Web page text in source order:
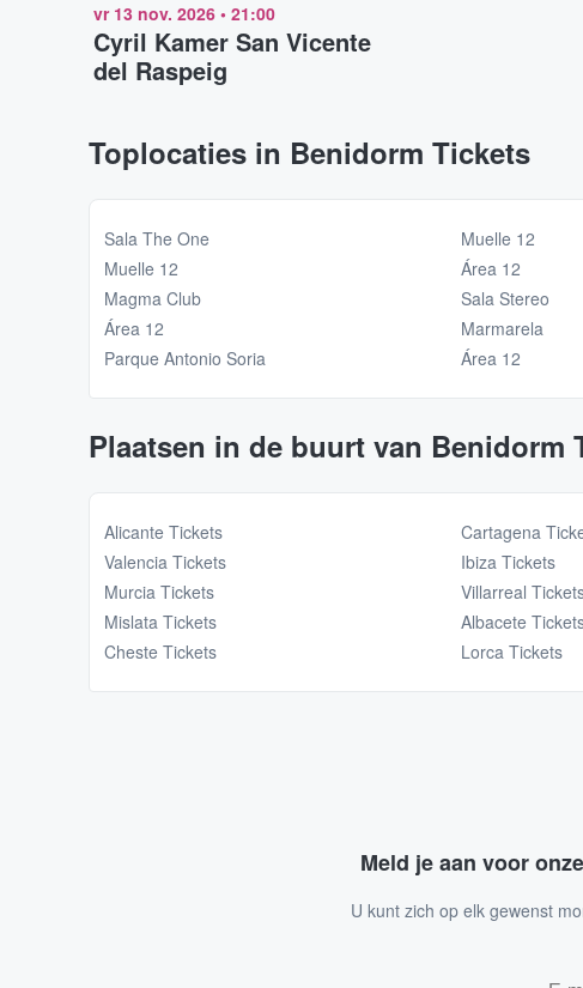
vr 13 nov. 2026 • 21:00
Cyril Kamer San Vicente
del Raspeig
Toplocaties in Benidorm Tickets
Sala The One
Muelle 12
Magma Club
Área 12
Parque Antonio Soria
Muelle 12
Área 12
Sala Stereo
Marmarela
Área 12
Plaatsen in de buurt van Benidorm
Alicante Tickets
Valencia Tickets
Murcia Tickets
Mislata Tickets
Cheste Tickets
Cartagena
Ibiza Tickets
Villarreal
Albacete
Lorca Tickets
Meld je aan voor
U kunt zich op elk gewenst